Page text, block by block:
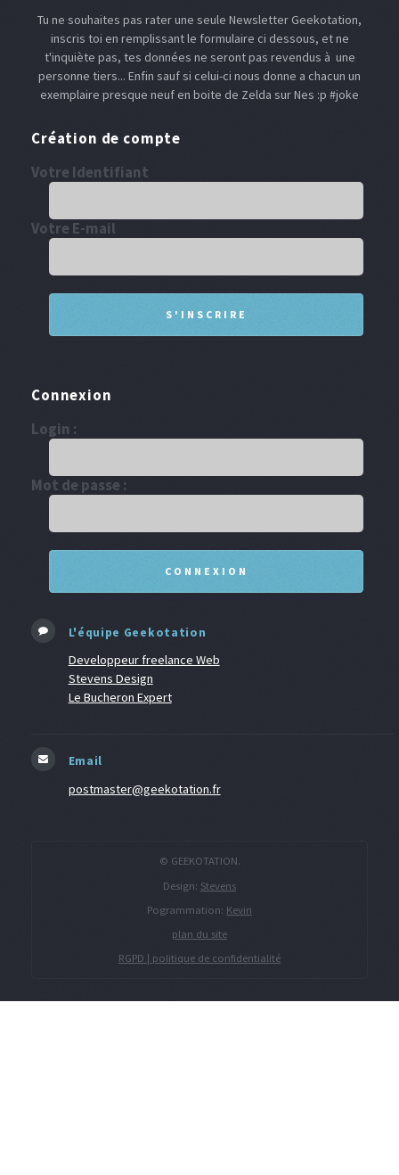
Tu ne souhaites pas rater une seule Newsletter Geekotation,
inscris toi en remplissant le formulaire ci dessous, et ne
t'inquiète pas, tes données ne seront pas revendus à une
personne tiers... Enfin sauf si celui-ci nous donne a chacun un
exemplaire presque neuf en boite de Zelda sur Nes :p #joke
Création de compte
Votre Identifiant
Votre E-mail
Connexion
Login :
Mot de passe :
L'équipe Geekotation
Developpeur freelance Web
Stevens Design
Le Bucheron Expert
Email
postmaster@geekotation.fr
© GEEKOTATION.
Design: Stevens
Pogrammation: Kevin
plan du site
RGPD | politique de confidentialité